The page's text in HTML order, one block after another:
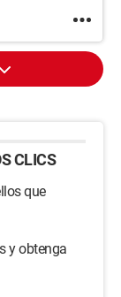
CLICS
que
y obtenga